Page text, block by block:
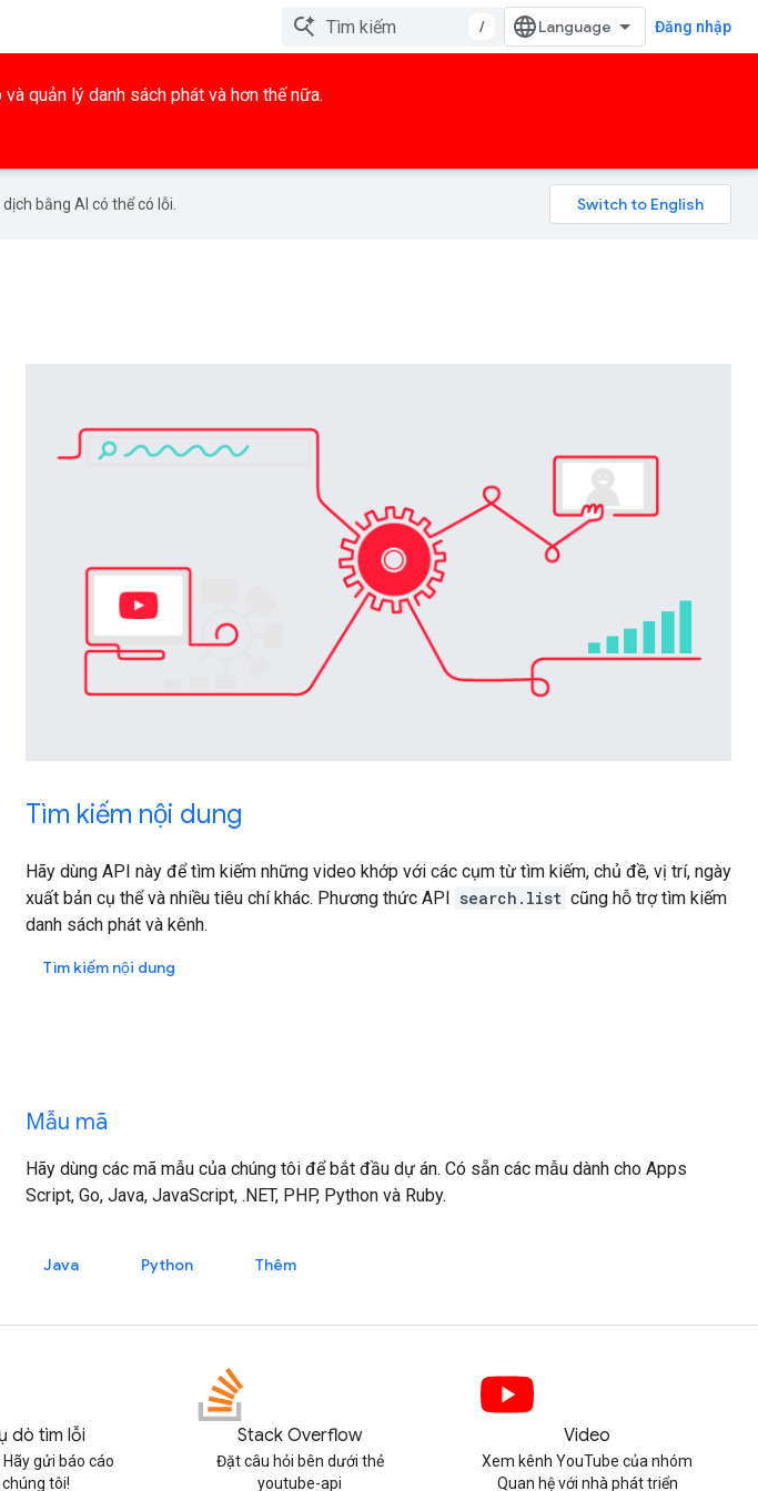
/ Đăng nhập
quản lý danh sách phát và hơn thế nữa.
bằng AI có thể có lỗi.
Tìm kiếm nội dung
Hãy dùng API này để tìm kiếm những video khớp với các cụm từ tìm kiếm, chủ đề, vị trí, ngày
xuất bản cụ thể và nhiều tiêu chí khác. Phương thức API search.list cũng hỗ trợ tìm kiếm
danh sách phát và kênh.
Tìm kiếm nội dung
Mẫu mã
Hãy dùng các mã mẫu của chúng tôi để bắt đầu dự án. Có sẵn các mẫu dành cho Apps
Script, Go, Java, JavaScript, .NET, PHP, Python và Ruby.
Java Python Thêm
dò tìm lỗi
gửi báo cáo
chúng tôi!
Stack Overflow
Đặt câu hỏi bên dưới thẻ
youtube-api
Video
Xem kênh YouTube của nhóm
Quan hệ với nhà phát triển